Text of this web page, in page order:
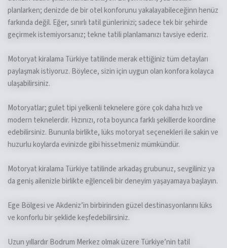
planlarken; denizde de bir otel konforunu yakalayabileceğinn henüz
farkında değil. Eğer, sınırlı tatil günlerinizi; sadece tek bir şehirde
geçirmek istemiyorsanız; tekne tatili planlamanızı tavsiye ederiz.
Motoryat kiralama Türkiye tatilinde merak ettiğiniz tüm detayları
paylaşmak istiyoruz. Böylece, sizin için uygun olan konfora kolayca
ulaşabilirsiniz.
Motoryatlar; gulet tipi yelkenli teknelere göre çok daha hızlı ve
modern teknelerdir. Hızınızı, rota boyunca farklı şekillerde koordine
edebilirsiniz. Bununla birlikte, lüks motoryat seçenekleri ile sakin ve
huzurlu koylarda evinizde gibi hissetmeniz mümkündür.
Motoryat kiralama Türkiye tatilinde arkadaş grubunuz, sevgiliniz ya
da geniş ailenizle birlikte eğlenceli bir deneyim yaşayamaya başlayın.
Ege Bölgesi ve Akdeniz’in birbirinden güzel destinasyonlarını lüks
ve konforlu bir şeklide keşfedebilirsiniz.
Uzun yıllardır Bodrum Merkez olmak üzere Türkiye’nin tatil